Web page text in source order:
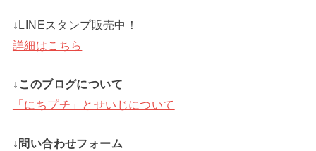
↓LINEスタンプ販売中！
詳細はこちら
↓このブログについて
「にちプチ」とせいじについて
↓問い合わせフォーム